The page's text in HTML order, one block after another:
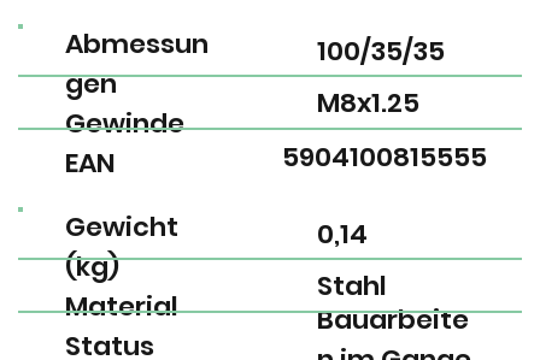
EAN
Gewinde
Abmessun
gen
5904100815555
M8x1.25
100/35/35
Gewicht
(kg)
Material
Status
0,14
Stahl
Bauarbeite